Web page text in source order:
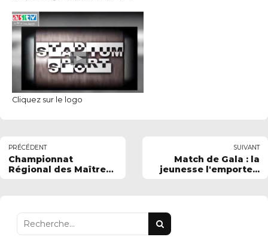
Cliquez sur le logo
PRÉCÉDENT
Championnat
Régional des Maîtres
SUIVANT
Match de Gala : la
jeunesse l'emporte...